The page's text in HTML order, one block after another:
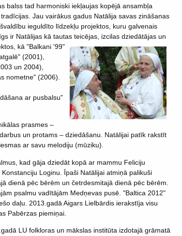
balss tad harmoniski iekļaujas kopējā ansambļa
Jau vairākus gadus Natālija savas zināšanas
ieguldīto līdzekļu projektos, kuru galvenais
ir Natālijas kā tautas teicējas, izcilas dziedātājas un
kā "Balkani '99"
(2001),
un 2004),
nometne" (2006).
ar pusbalsu"
prasmes –
un protams – dziedāšanu. Natālijai patīk rakstīt
ar savu melodiju (mūziku).
kad gāja dziedāt kopā ar mammu Feliciju
Loginu. Īpaši Natālijai atmiņā palikuši
dienā pēc bērēm un četrdesmitajā dienā pēc bērēm.
psalmu vadītājām Medņevas pusē. "Baltica 2012"
daļu. 2013.gadā Aigars Lielbārdis ierakstīja visu
Pabērzas piemiņai.
LU folkloras un mākslas institūta izdotajā grāmatā